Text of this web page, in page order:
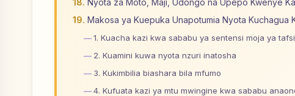
Nyota za Moto, Maji, Udongo na Upepo Kwenye
Makosa ya Kuepuka Unapotumia Nyota Kuchagua
1. Kuacha kazi kwa sababu ya sentensi moja ya
2. Kuamini kuwa nyota nzuri inatosha
3. Kukimbilia biashara bila mfumo
4. Kufuata kazi ya mtu mwingine kwa sababu